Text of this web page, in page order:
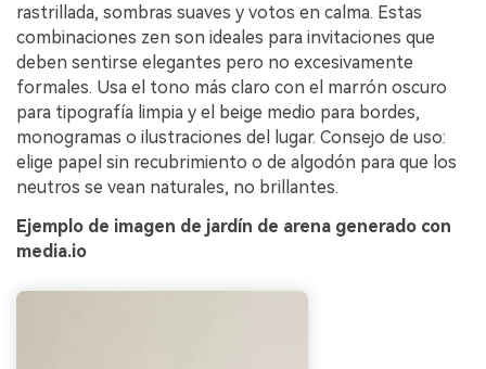
rastrillada, sombras suaves y votos en calma. Estas
combinaciones zen son ideales para invitaciones que
deben sentirse elegantes pero no excesivamente
formales. Usa el tono más claro con el marrón oscuro
para tipografía limpia y el beige medio para bordes,
monogramas o ilustraciones del lugar. Consejo de uso:
elige papel sin recubrimiento o de algodón para que los
neutros se vean naturales, no brillantes.
Ejemplo de imagen de jardín de arena generado con
media.io